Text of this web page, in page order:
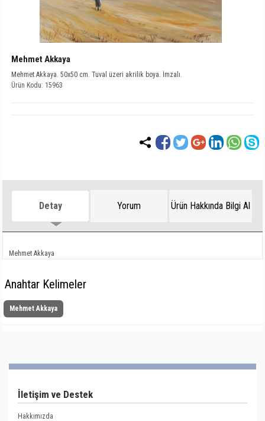
Mehmet Akkaya
Mehmet Akkaya. 50x50 cm. Tuval üzeri akrilik boya. İmzalı.
Ürün Kodu: 15963
Detay Yorum Ürün Hakkında Bilgi Al
Mehmet Akkaya
Anahtar Kelimeler
Mehmet Akkaya
İletişim ve Destek
Hakkımızda